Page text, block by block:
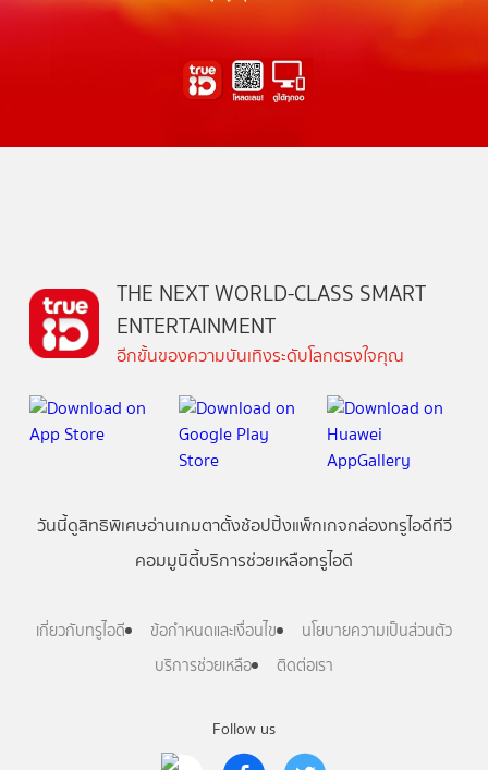
Follow us
THE NEXT WORLD-CLASS SMART
ENTERTAINMENT
อีกขั้นของความบันเทิงระดับโลกตรงใจคุณ
วันนี้ดูสิทธิพิเศษอ่านเกมตาตั้งช้อปปิ้งแพ็กเกจกล่องทรูไอดีทีวี
คอมมูนิตี้บริการช่วยเหลือทรูไอดี
เกี่ยวกับทรูไอดี ข้อกำหนดและเงื่อนไข
นโยบายความเป็นส่วนตัว
บริการช่วยเหลือ
ติดต่อเรา